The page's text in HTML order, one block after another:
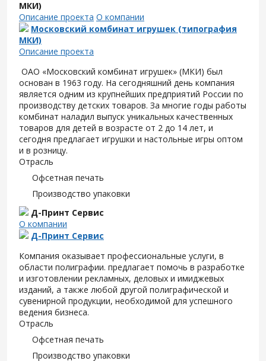
МКИ)
Описание проекта О компании
Московский комбинат игрушек (типография
МКИ)
Описание проекта
ОАО «Московский комбинат игрушек» (МКИ) был
основан в 1963 году. На сегодняшний день компания
является одним из крупнейших предприятий России по
производству детских товаров. За многие годы работы
комбинат наладил выпуск уникальных качественных
товаров для детей в возрасте от 2 до 14 лет, и
сегодня предлагает игрушки и настольные игры оптом
и в розницу.
Отрасль
Офсетная печать
Производство упаковки
Д-Принт Сервис
О компании
Д-Принт Сервис
Компания оказывает профессиональные услуги, в
области полиграфии. предлагает помочь в разработке
и изготовлении рекламных, деловых и имиджевых
изданий, а также любой другой полиграфической и
сувенирной продукции, необходимой для успешного
ведения бизнеса.
Отрасль
Офсетная печать
Производство упаковки